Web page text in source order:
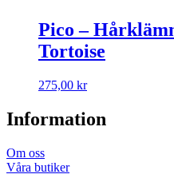
Pico –
Tortoise
275,00 kr
Information
Om oss
Våra butiker